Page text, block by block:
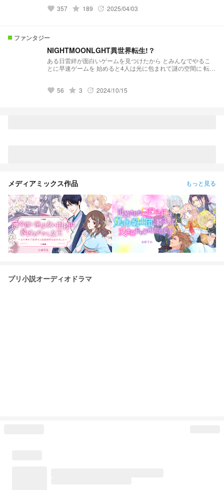
favorite 357 grade 189 update 2025/04/03
ファンタジー
NIGHTMOONLGHT異世界転生!？
ある日雷絆が面白いゲームを見つけたから とみんなでやるこ
とに早速ゲームを 始めると4人は光に包まれて謎の空間に 転移
favorite 56 grade 3 update 2024/10/15
メディアミックス作品 もっと見る
プリ小説オーディオドラマ